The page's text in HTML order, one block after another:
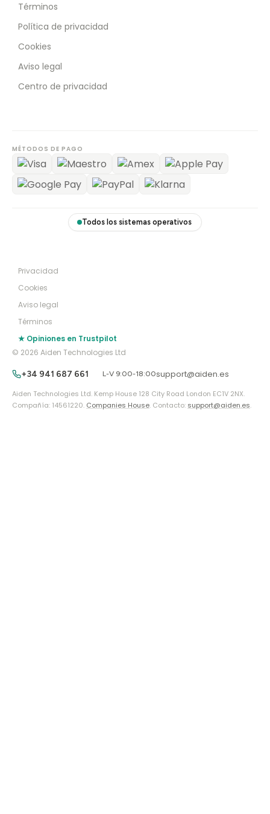
Términos
Política de privacidad
Cookies
Aviso legal
Centro de privacidad
MÉTODOS DE PAGO
Todos los sistemas operativos
Privacidad
Cookies
Aviso legal
Términos
★ Opiniones en Trustpilot
© 2026 Aiden Technologies Ltd
+34 941 687 661 L-V 9:00-18:00support@aiden.es
Aiden Technologies Ltd. Kemp House 128 City Road London EC1V 2NX.
Compañía: 14561220. Companies House. Contacto: support@aiden.es.